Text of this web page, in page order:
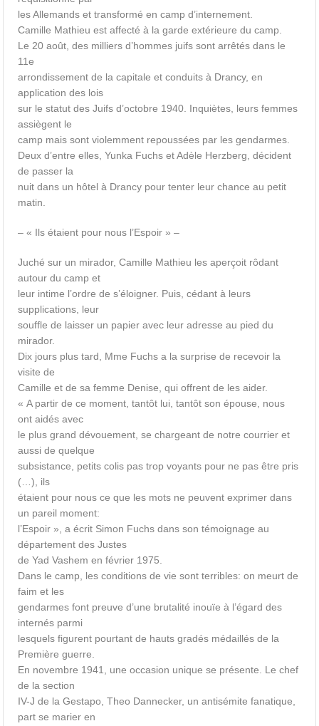
les Allemands et transformé en camp d’internement.
Camille Mathieu est affecté à la garde extérieure du camp.
Le 20 août, des milliers d’hommes juifs sont arrêtés dans le
11e
arrondissement de la capitale et conduits à Drancy, en
application des lois
sur le statut des Juifs d’octobre 1940. Inquiètes, leurs femmes
assiègent le
camp mais sont violemment repoussées par les gendarmes.
Deux d’entre elles, Yunka Fuchs et Adèle Herzberg, décident
de passer la
nuit dans un hôtel à Drancy pour tenter leur chance au petit
matin.
– « Ils étaient pour nous l’Espoir » –
Juché sur un mirador, Camille Mathieu les aperçoit rôdant
autour du camp et
leur intime l’ordre de s’éloigner. Puis, cédant à leurs
supplications, leur
souffle de laisser un papier avec leur adresse au pied du
mirador.
Dix jours plus tard, Mme Fuchs a la surprise de recevoir la
visite de
Camille et de sa femme Denise, qui offrent de les aider.
« A partir de ce moment, tantôt lui, tantôt son épouse, nous
ont aidés avec
le plus grand dévouement, se chargeant de notre courrier et
aussi de quelque
subsistance, petits colis pas trop voyants pour ne pas être pris
(…), ils
étaient pour nous ce que les mots ne peuvent exprimer dans
un pareil moment:
l’Espoir », a écrit Simon Fuchs dans son témoignage au
département des Justes
de Yad Vashem en février 1975.
Dans le camp, les conditions de vie sont terribles: on meurt de
faim et les
gendarmes font preuve d’une brutalité inouïe à l’égard des
internés parmi
lesquels figurent pourtant de hauts gradés médaillés de la
Première guerre.
En novembre 1941, une occasion unique se présente. Le chef
de la section
IV-J de la Gestapo, Theo Dannecker, un antisémite fanatique,
part se marier en